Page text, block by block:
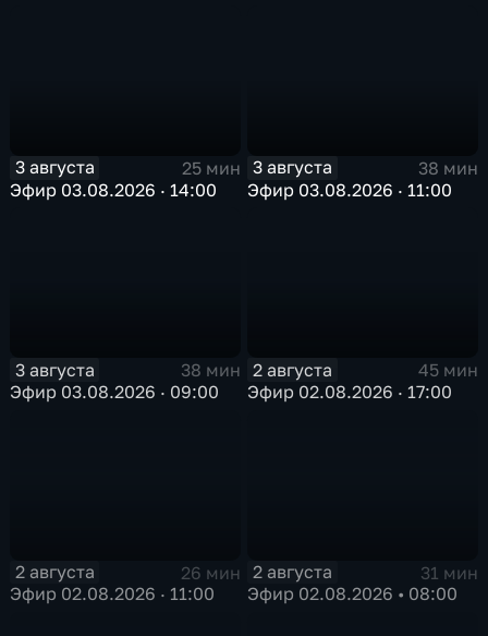
3 августа
25 мин
Эфир 03.08.2026 · 14:00
3 августа
38 мин
Эфир 03.08.2026 · 11:00
3 августа
38 мин
Эфир 03.08.2026 · 09:00
2 августа
45 мин
Эфир 02.08.2026 · 17:00
2 августа
26 мин
Эфир 02.08.2026 · 11:00
2 августа
31 мин
Эфир 02.08.2026 • 08:00